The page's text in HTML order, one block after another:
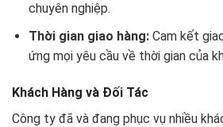
chuyên nghiệp.
Thời gian giao hàng:Cam kết
ứng mọi yêu cầu về thời gian của
Khách Hàng và Đối Tác
Công ty đã và đang phục vụ nhiều